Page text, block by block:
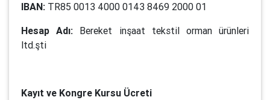
IBAN: TR85 0013 4000 0143 8469 2000 01
Hesap Adı: Bereket inşaat tekstil orman ürünleri
ltd.şti
Kayıt ve Kongre Kursu Ücreti